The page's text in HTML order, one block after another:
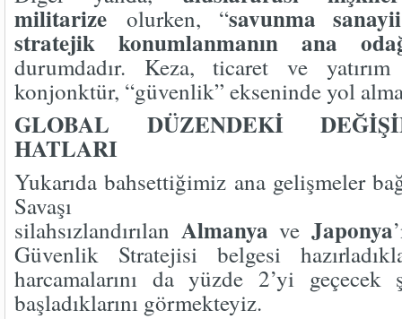
militarize olurken, “savunma
stratejik konumlanmanın ana
durumdadır. Keza, ticaret ve
konjonktür, “güvenlik” ekseninde yol
GLOBAL DÜZENDEKİ
HATLARI
Yukarıda bahsettiğimiz ana gelişmeler
Savaşı
silahsızlandırılan Almanya veJaponya
Güvenlik Stratejisi belgesi
harcamalarını da yüzde 2’yi geçecek
başladıklarını görmekteyiz.